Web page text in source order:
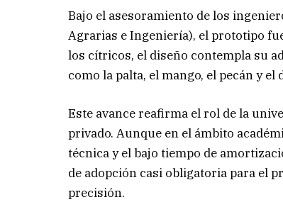
Bajo el asesoramiento de los
Agrarias e Ingeniería), el prototipo
los cítricos, el diseño contempla su
como la palta, el mango, el pecán y el
Este avance reafirma el rol de la
privado. Aunque en el ámbito
técnica y el bajo tiempo de
de adopción casi obligatoria para el
precisión.